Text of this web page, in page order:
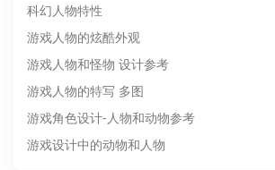
科幻人物特性
游戏人物的炫酷外观
游戏人物和怪物 设计参考
游戏人物的特写 多图
游戏角色设计-人物和动物参考
游戏设计中的动物和人物